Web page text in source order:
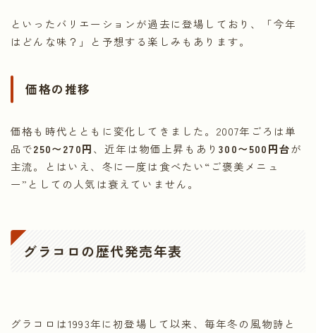
といったバリエーションが過去に登場しており、「今年
はどんな味？」と予想する楽しみもあります。
価格の推移
価格も時代とともに変化してきました。2007年ごろは単
品で250〜270円、近年は物価上昇もあり300〜500円台が
主流。とはいえ、冬に一度は食べたい“ご褒美メニュ
ー”としての人気は衰えていません。
グラコロの歴代発売年表
グラコロは1993年に初登場して以来、毎年冬の風物詩と